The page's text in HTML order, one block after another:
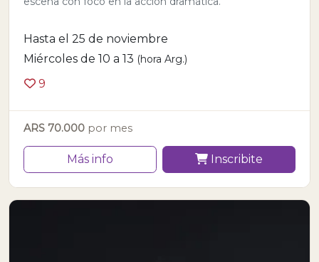
Hasta el 25 de noviembre
Miércoles de 10 a 13 (hora Arg.)
9
ARS 70.000 por mes
Más info Inscribite